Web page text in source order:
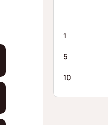
1
5
10